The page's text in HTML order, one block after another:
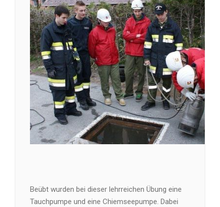
Beübt wurden bei dieser lehrreichen Übung eine
Tauchpumpe und eine Chiemseepumpe. Dabei